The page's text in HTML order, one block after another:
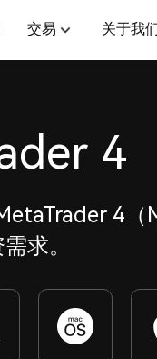
交易 关于我
4
4（
求。